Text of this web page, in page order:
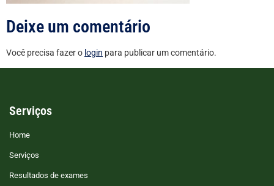
Deixe um comentário
Você precisa fazer o login para publicar um comentário.
Serviços
Home
Serviços
Resultados de exames